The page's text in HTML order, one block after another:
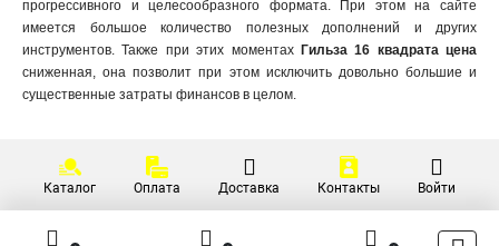
прогрессивного и целесообразного формата. При этом на сайте
имеется большое количество полезных дополнений и других
инструментов. Также при этих моментахГильза 16 квадрата цена
сниженная, она позволит при этом исключить довольно большие и
существенные затраты финансов в целом.
Каталог Оплата Доставка Контакты Войти